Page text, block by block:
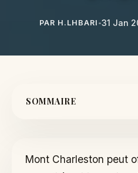
PAR H.LHBARI •31 Jan
SOMMAIRE
Tableau de décision
Mont Charleston peut